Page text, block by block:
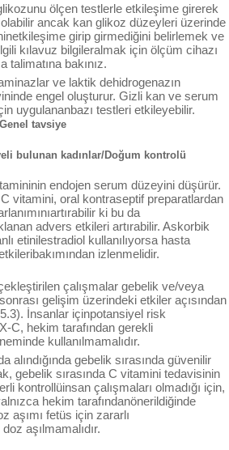
ölçen testlerle etkileşime girerek
ancak kan glikoz düzeyleri üzerinde
girip girmediğini belirlemek ve
kılavuz bilgileralmak için ölçüm cihazı
bakınız.
ve laktik dehidrogenazın
engel oluşturur. Gizli kan ve serum
uygulananbazı testleri etkileyebilir.
tavsiye
bulunan kadınlar/Doğum kontrolü
endojen serum düzeyini düşürür.
vitamini, oral kontraseptif preparatlardan
ki bu da
advers etkileri artırabilir. Askorbik
etinilestradiol kullanılıyorsa hasta
izlenmelidir.
çalışmalar gebelik ve/veya
gelişim üzerindeki etkiler açısından
İnsanlar içinpotansiyel risk
C, hekim tarafından gerekli
kullanılmamalıdır.
alındığında gebelik sırasında güvenilir
gebelik sırasında C vitamini tedavisinin
kontrollüinsan çalışmaları olmadığı için,
hekim tarafındanönerildiğinde
aşımı fetüs için zararlı
aşılmamalıdır.